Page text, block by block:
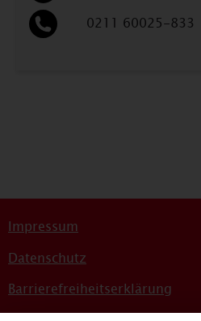
0211 60025-833
Impressum
Datenschutz
Barrierefreiheitserklärung